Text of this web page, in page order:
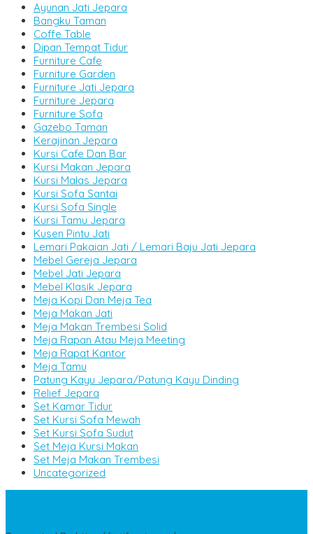
Ayunan Jati Jepara
Bangku Taman
Coffe Table
Dipan Tempat Tidur
Furniture Cafe
Furniture Garden
Furniture Jati Jepara
Furniture Jepara
Furniture Sofa
Gazebo Taman
Kerajinan Jepara
Kursi Cafe Dan Bar
Kursi Makan Jepara
Kursi Malas Jepara
Kursi Sofa Santai
Kursi Sofa Single
Kursi Tamu Jepara
Kusen Pintu Jati
Lemari Pakaian Jati / Lemari Baju Jati Jepara
Mebel Gereja Jepara
Mebel Jati Jepara
Mebel Klasik Jepara
Meja Kopi Dan Meja Tea
Meja Makan Jati
Meja Makan Trembesi Solid
Meja Rapan Atau Meja Meeting
Meja Rapat Kantor
Meja Tamu
Patung Kayu Jepara/Patung Kayu Dinding
Relief Jepara
Set Kamar Tidur
Set Kursi Sofa Mewah
Set Kursi Sofa Sudut
Set Meja Kursi Makan
Set Meja Makan Trembesi
Uncategorized